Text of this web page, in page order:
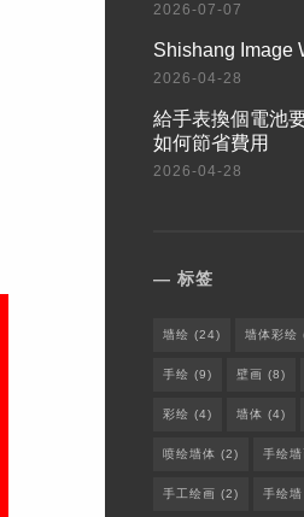
2026-07-07
Shishang Image
2026-04-28
給手表換個電池
如何節省費用
2026-04-28
标签
墙绘 (24) 墙体彩绘
手绘 (9) 壁画 (8)
彩绘 (4) 墙体 (4)
喷绘墙体 (2) 手绘墙
手工绘画 (2) 手绘墙